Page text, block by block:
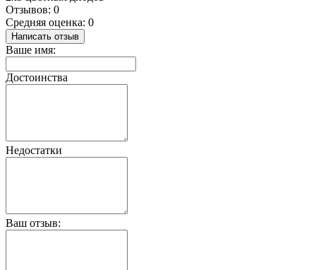
Отзывов: 0
Средняя оценка: 0
Написать отзыв
Ваше имя:
Достоинства
Недостатки
Ваш отзыв: